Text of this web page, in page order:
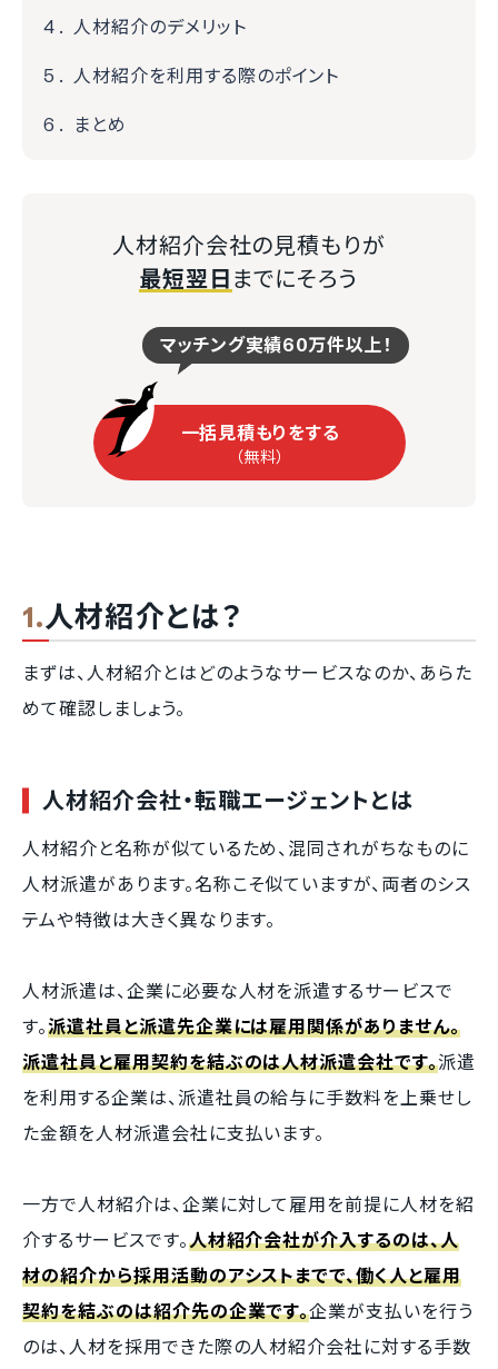
人材紹介のデメリット
人材紹介を利用する際のポイント
まとめ
人材紹介会社の見積もりが
最短翌日 までにそろう
マッチング実績60万件以上！
一括見積もりをする
（無料）
人材紹介とは？
まずは、人材紹介とはどのようなサービスなのか、あらた
めて確認しましょう。
人材紹介会社・転職エージェントとは
人材紹介と名称が似ているため、混同されがちなものに
人材派遣があります。名称こそ似ていますが、両者のシス
テムや特徴は大きく異なります。
人材派遣は、企業に必要な人材を派遣するサービスで
す。派遣社員と派遣先企業には雇用関係がありません。
派遣社員と雇用契約を結ぶのは人材派遣会社です。派遣
を利用する企業は、派遣社員の給与に手数料を上乗せし
た金額を人材派遣会社に支払います。
一方で人材紹介は、企業に対して雇用を前提に人材を紹
介するサービスです。人材紹介会社が介入するのは、人
材の紹介から採用活動のアシストまでで、働く人と雇用
契約を結ぶのは紹介先の企業です。企業が支払いを行う
のは、人材を採用できた際の人材紹介会社に対する手数